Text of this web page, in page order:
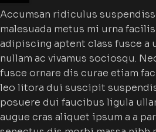
Accumsan ridiculus
malesuada metus mi urna
adipiscing aptent class fusce a
nullam ac vivamus sociosqu.
fusce ornare dis curae etiam
leo litora dui suscipit
posuere dui faucibus ligula
augue cras aliquet ipsum a a